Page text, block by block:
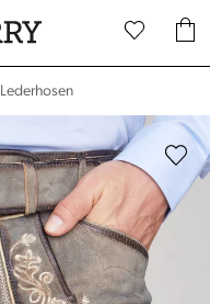
Lederhosen